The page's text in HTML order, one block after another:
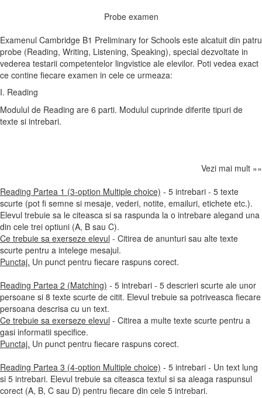
Probe examen
Examenul Cambridge B1 Preliminary for Schools este alcatuit din patru
probe (Reading, Writing, Listening, Speaking), special dezvoltate in
vederea testarii competentelor lingvistice ale elevilor. Poti vedea exact
ce contine fiecare examen in cele ce urmeaza:
I. Reading
Modulul de Reading are 6 parti. Modulul cuprinde diferite tipuri de
texte si intrebari.
Vezi mai mult »»
Reading Partea 1 (3-option Multiple choice) - 5 intrebari - 5 texte
scurte (pot fi semne si mesaje, vederi, notite, emailuri, etichete etc.).
Elevul trebuie sa le citeasca si sa raspunda la o intrebare alegand una
din cele trei optiuni (A, B sau C).
Ce trebuie sa exerseze elevul - Citirea de anunturi sau alte texte
scurte pentru a intelege mesajul.
Punctaj. Un punct pentru fiecare raspuns corect.
Reading Partea 2 (Matching) - 5 intrebari - 5 descrieri scurte ale unor
persoane si 8 texte scurte de citit. Elevul trebuie sa potriveasca fiecare
persoana descrisa cu un text.
Ce trebuie sa exerseze elevul - Citirea a multe texte scurte pentru a
gasi informatii specifice.
Punctaj. Un punct pentru fiecare raspuns corect.
Reading Partea 3 (4-option Multiple choice) - 5 intrebari - Un text lung
si 5 intrebari. Elevul trebuie sa citeasca textul si sa aleaga raspunsul
corect (A, B, C sau D) pentru fiecare din cele 5 intrebari.